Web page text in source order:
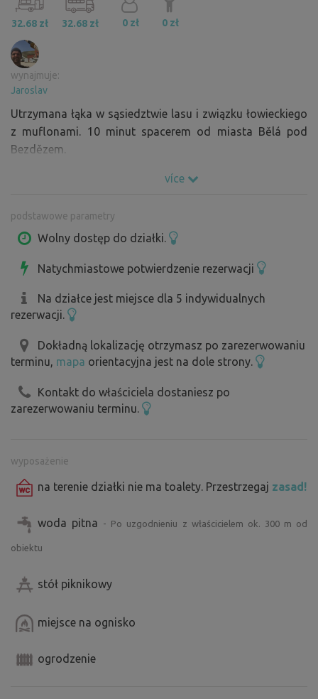
32.68 zł 32.68 zł 0 zł 0 zł
wynajmuje:
Jaroslav
Utrzymana łąka w sąsiedztwie lasu i związku łowieckiego
z muflonami. 10 minut spacerem od miasta Bělá pod
Bezdězem.
více
podstawowe parametry
Wolny dostęp do działki.
Natychmiastowe potwierdzenie rezerwacji
Na działce jest miejsce dla 5 indywidualnych
rezerwacji.
Dokładną lokalizację otrzymasz po zarezerwowaniu
terminu, mapa orientacyjna jest na dole strony.
Kontakt do właściciela dostaniesz po
zarezerwowaniu terminu.
wyposażenie
na terenie działki nie ma toalety. Przestrzegaj zasad!
woda pitna - Po uzgodnieniu z właścicielem ok. 300 m od
obiektu
stół piknikowy
miejsce na ognisko
ogrodzenie